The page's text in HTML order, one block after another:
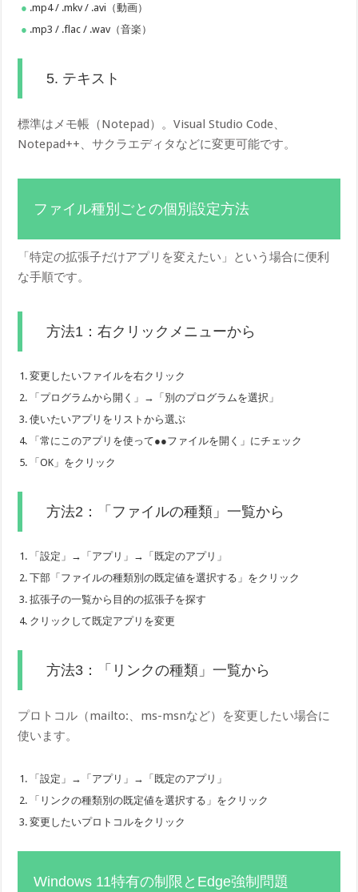
.mp4 / .mkv / .avi（動画）
.mp3 / .flac / .wav（音楽）
5. テキスト
標準はメモ帳（Notepad）。Visual Studio Code、
Notepad++、サクラエディタなどに変更可能です。
ファイル種別ごとの個別設定方法
「特定の拡張子だけアプリを変えたい」という場合に便利
な手順です。
方法1：右クリックメニューから
変更したいファイルを右クリック
「プログラムから開く」→「別のプログラムを選択」
使いたいアプリをリストから選ぶ
「常にこのアプリを使って●●ファイルを開く」にチェック
「OK」をクリック
方法2：「ファイルの種類」一覧から
「設定」→「アプリ」→「既定のアプリ」
下部「ファイルの種類別の既定値を選択する」をクリック
拡張子の一覧から目的の拡張子を探す
クリックして既定アプリを変更
方法3：「リンクの種類」一覧から
プロトコル（mailto:、ms-msnなど）を変更したい場合に
使います。
「設定」→「アプリ」→「既定のアプリ」
「リンクの種類別の既定値を選択する」をクリック
変更したいプロトコルをクリック
Windows 11特有の制限とEdge強制問題